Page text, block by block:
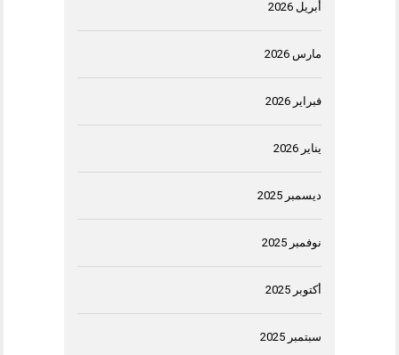
أبريل 2026
مارس 2026
فبراير 2026
يناير 2026
ديسمبر 2025
نوفمبر 2025
أكتوبر 2025
سبتمبر 2025